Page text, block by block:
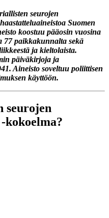
seurojen
Suomen
koostuu pääosin vuosina
77 paikkakunnalta sekä
ja kieltolaista.
päiväkirjoja ja
Aineisto soveltuu poliittisen
käyttöön.
seurojen